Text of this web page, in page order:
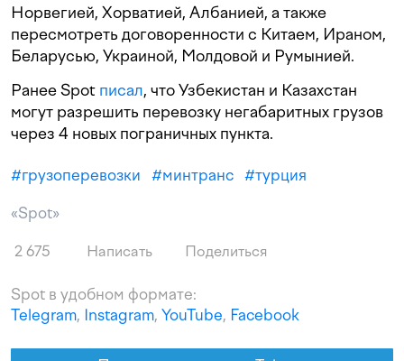
Норвегией, Хорватией, Албанией, а также
пересмотреть договоренности с Китаем, Ираном,
Беларусью, Украиной, Молдовой и Румынией.
Ранее Spot писал, что Узбекистан и Казахстан
могут разрешить перевозку негабаритных грузов
через 4 новых пограничных пункта.
#грузоперевозки #минтранс #турция
«Spot»
2 675 Написать Поделиться
Spot в удобном формате:
Telegram, Instagram, YouTube, Facebook